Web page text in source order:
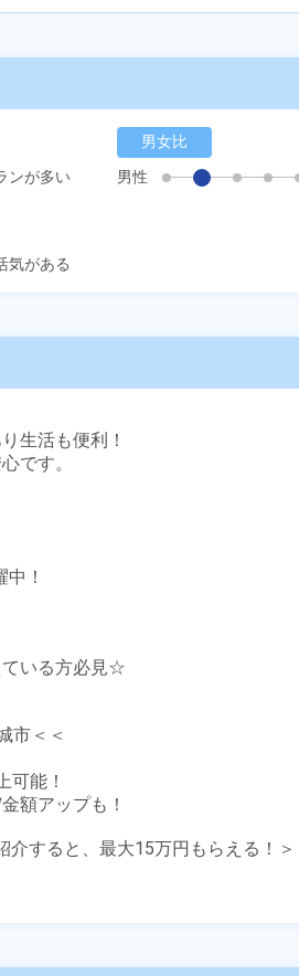
ンが多い
男女比
男性
気がある
生活も便利！
です。
！
ている方必見☆
市＜＜
可能！
額アップも！
介すると、最大15万円もらえる！＞
に！？ディープな世界に
はず！